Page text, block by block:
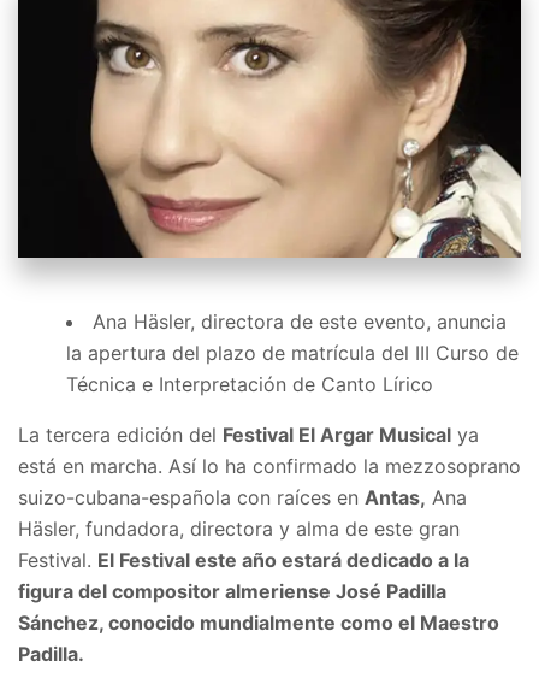
Ana Häsler, directora de este evento, anuncia
la apertura del plazo de matrícula del III Curso de
Técnica e Interpretación de Canto Lírico
La tercera edición del Festival El Argar Musical ya
está en marcha. Así lo ha confirmado la mezzosoprano
suizo-cubana-española con raíces en Antas, Ana
Häsler, fundadora, directora y alma de este gran
Festival. El Festival este año estará dedicado a la
figura del compositor almeriense José Padilla
Sánchez, conocido mundialmente como el Maestro
Padilla.